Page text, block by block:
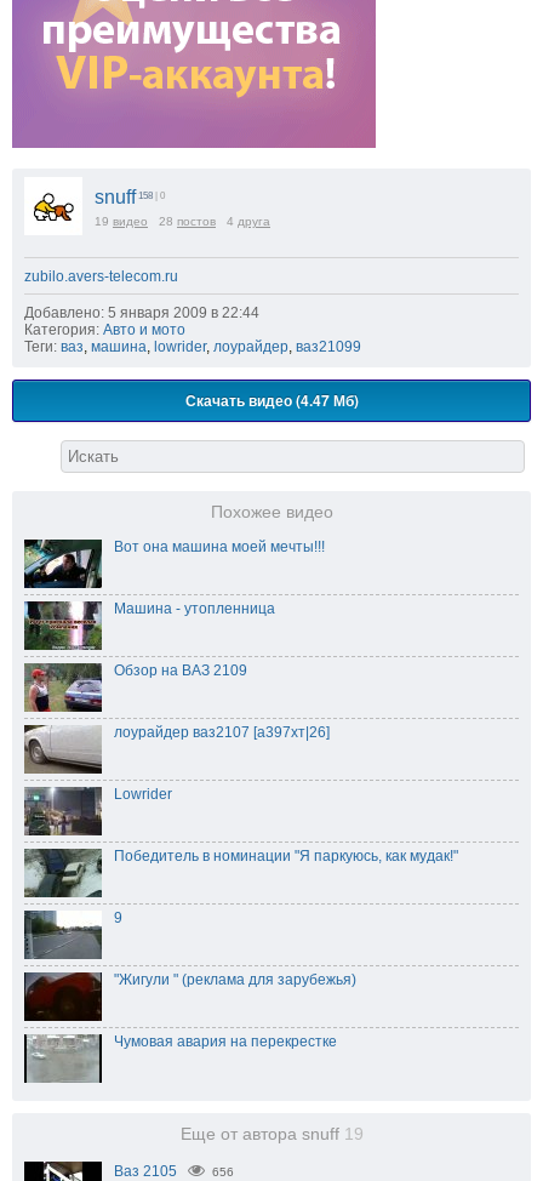
snuff 158 | 0
19 видео 28 постов 4 друга
zubilo.avers-telecom.ru
Добавлено: 5 января 2009 в 22:44
Категория: Авто и мото
Теги: ваз, машина, lowrider, лоурайдер, ваз21099
Скачать видео (4.47 Мб)
Похожее видео
Вот она машина моей мечты!!!
Машина - утопленница
Обзор на ВАЗ 2109
лоурайдер ваз2107 [а397хт|26]
Lowrider
Победитель в номинации "Я паркуюсь, как мудак!"
9
"Жигули " (реклама для зарубежья)
Чумовая авария на перекрестке
Еще от автора snuff 19
Ваз 2105 656